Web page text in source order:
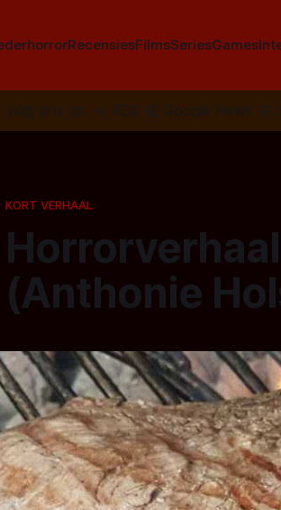
RecensiesFilmsSeriesGames
Volg ons op: 📣 RSS 📰 Google News 🦋
KORT VERHAAL
(Anthonie